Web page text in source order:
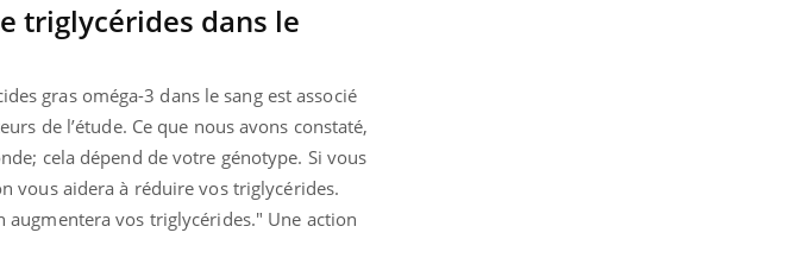
triglycérides dans le
gras oméga-3 dans le sang est associé
de l’étude. Ce que nous avons constaté,
cela dépend de votre génotype. Si vous
vous aidera à réduire vos triglycérides.
augmentera vos triglycérides." Une action